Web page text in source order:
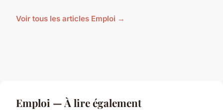
Voir tous les articles Emploi →
Emploi — À lire également